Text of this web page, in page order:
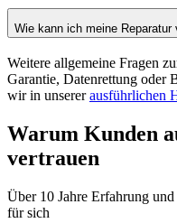
Wie kann ich meine
Weitere allgemeine Fragen
Garantie, Datenrettung oder
wir in unserer ausführlichen
Warum Kunden
vertrauen
Über 10 Jahre Erfahrung
für sich